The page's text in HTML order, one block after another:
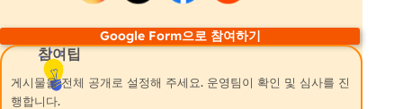
Google Form으로 참여하기
참여팁
게시물을 전체 공개로 설정해 주세요. 운영팀이 확인 및 심사를 진
행합니다.